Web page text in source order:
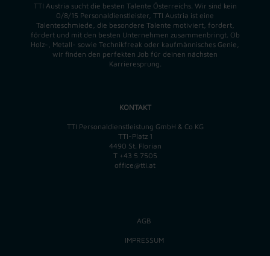
TTI Austria sucht die besten Talente Österreichs. Wir sind kein
0/8/15 Personaldienstleister, TTI Austria ist eine
Talenteschmiede, die besondere Talente motiviert, fordert,
fördert und mit den besten Unternehmen zusammenbringt. Ob
Holz-, Metall- sowie Technikfreak oder kaufmännisches Genie,
wir finden den perfekten Job für deinen nächsten
Karrieresprung.
KONTAKT
TTI Personaldienstleistung GmbH & Co KG
TTI-Platz 1
4490 St. Florian
T +43 5 7505
office@tti.at
AGB
IMPRESSUM